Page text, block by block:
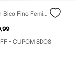
Scarpin Bico Fino Feminino Com Fivela Oneself Marrom
- CUPOM 8DO8